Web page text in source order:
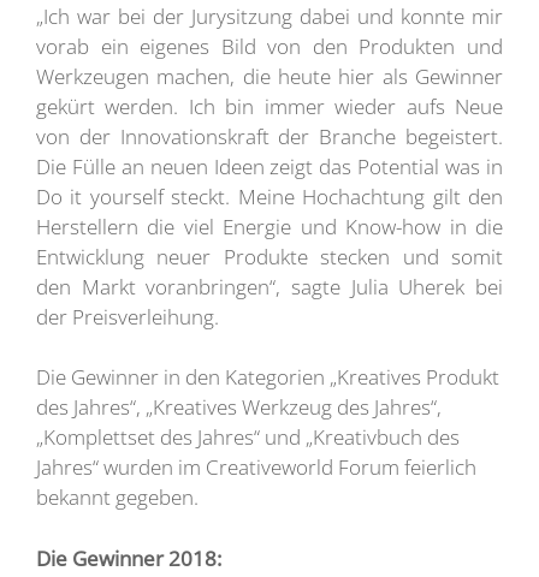
„Ich war bei der Jurysitzung dabei und konnte mir
vorab ein eigenes Bild von den Produkten und
Werkzeugen machen, die heute hier als Gewinner
gekürt werden. Ich bin immer wieder aufs Neue
von der Innovationskraft der Branche begeistert.
Die Fülle an neuen Ideen zeigt das Potential was in
Do it yourself steckt. Meine Hochachtung gilt den
Herstellern die viel Energie und Know-how in die
Entwicklung neuer Produkte stecken und somit
den Markt voranbringen“, sagte Julia Uherek bei
der Preisverleihung.
Die Gewinner in den Kategorien „Kreatives Produkt
des Jahres“, „Kreatives Werkzeug des Jahres“,
„Komplettset des Jahres“ und „Kreativbuch des
Jahres“ wurden im Creativeworld Forum feierlich
bekannt gegeben.
Die Gewinner 2018: